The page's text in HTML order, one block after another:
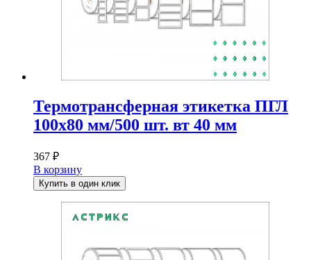
Термотрансферная этикетка ПГЛ
100х80 мм/500 шт. вт 40 мм
367 ₽
В корзину
Купить в один клик